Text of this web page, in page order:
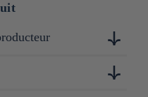
sa maîtrise de la